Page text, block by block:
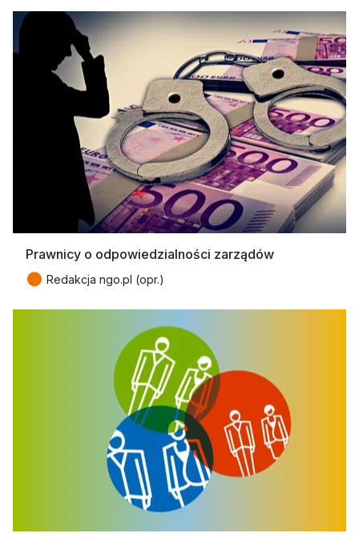
Prawnicy o odpowiedzialności zarządów
● Redakcja ngo.pl (opr.)